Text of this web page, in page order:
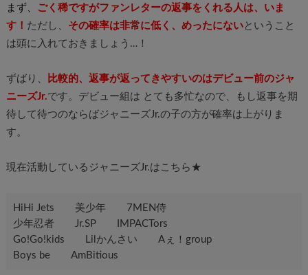
まず、
ごく稀ですがファンレターの返事をくれる人は、いま
す！ ただし、 その確率は非常に低く、めったにないということ
は頭に入れておきましょう…！
ずばり、
比較的、返事が返ってきやすいのはデビュー前のジャ
ニーズJr.です。デビュー組は とても多忙なので、もし返事を期
待して待つのならばジャニーズJr.の子の方が確率は上がりま
す。
現在活動しているジャニーズJr.はこちら★
HiHi Jets 美少年 7MEN侍
少年忍者 Jr.SP IMPACTors
Go!Go!kids Lilかんさい Aぇ！group
Boys be AmBitious